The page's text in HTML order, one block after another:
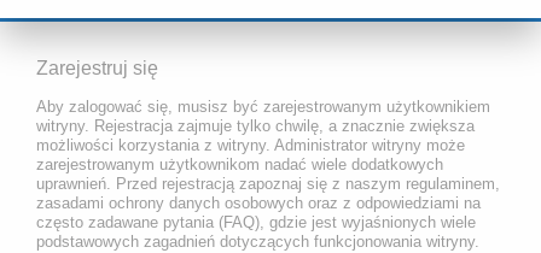
Zarejestruj się
Aby zalogować się, musisz być zarejestrowanym użytkownikiem
witryny. Rejestracja zajmuje tylko chwilę, a znacznie zwiększa
możliwości korzystania z witryny. Administrator witryny może
zarejestrowanym użytkownikom nadać wiele dodatkowych
uprawnień. Przed rejestracją zapoznaj się z naszym regulaminem,
zasadami ochrony danych osobowych oraz z odpowiedziami na
często zadawane pytania (FAQ), gdzie jest wyjaśnionych wiele
podstawowych zagadnień dotyczących funkcjonowania witryny.